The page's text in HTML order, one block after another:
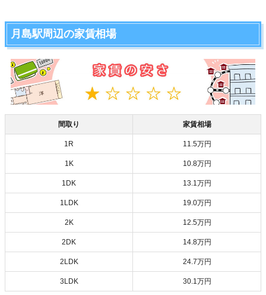
月島駅周辺の家賃相場
間取り 家賃相場
1R 11.5万円
1K 10.8万円
1DK 13.1万円
1LDK 19.0万円
2K 12.5万円
2DK 14.8万円
2LDK 24.7万円
3LDK 30.1万円